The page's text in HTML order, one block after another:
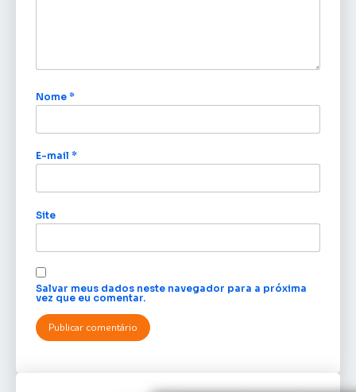
Nome *
E-mail *
Site
Salvar meus dados neste navegador para a próxima
vez que eu comentar.